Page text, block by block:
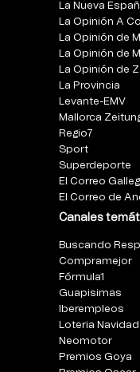
La Nueva
La Opinión A
La Opinión de
La Opinión de
La Opinión de
La Provincia
Levante-EMV
Mallorca
Regio7
Sport
Superdeporte
El Correo
El Correo de
Canales
Buscando
Compramejor
Fórmula1
Guapisimas
Iberempleos
Loteria Navidad
Neomotor
Premios Goya